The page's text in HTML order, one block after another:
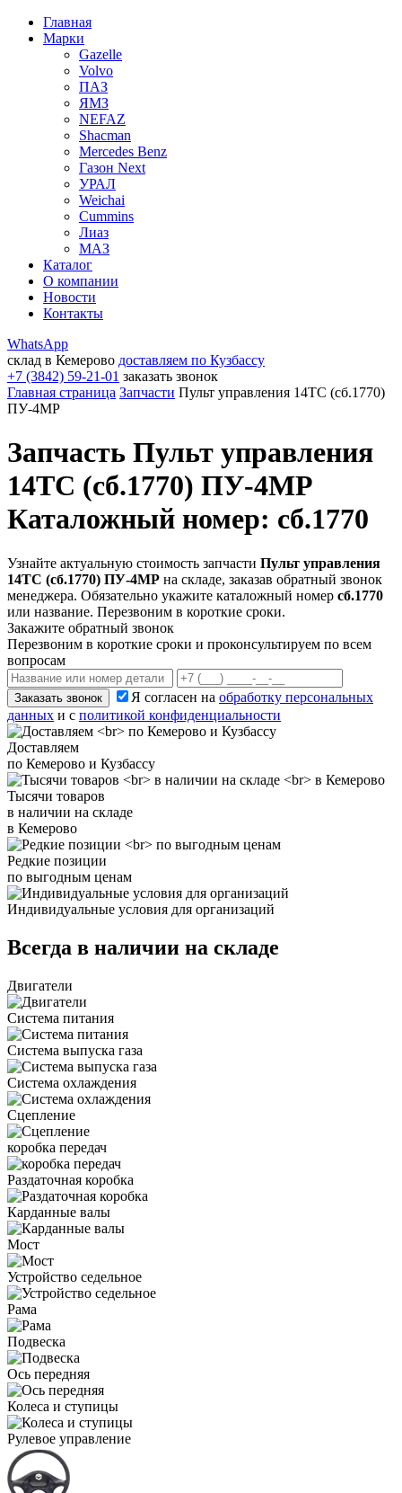
Главная
Марки
Gazelle
Volvo
ПАЗ
ЯМЗ
NEFAZ
Shacman
Mercedes Benz
Газон Next
УРАЛ
Weichai
Cummins
Лиаз
МАЗ
Каталог
О компании
Новости
Контакты
WhatsApp
склад в Кемерово доставляем по Кузбассу
+7 (3842) 59-21-01 заказать звонок
Главная страница Запчасти Пульт управления 14ТС (сб.1770)
ПУ-4МР
Запчасть Пульт управления
14ТС (сб.1770) ПУ-4МР
Каталожный номер: сб.1770
Узнайте актуальную стоимость запчасти Пульт управления
14ТС (сб.1770) ПУ-4МР на складе, заказав обратный звонок
менеджера. Обязательно укажите каталожный номер сб.1770
или название. Перезвоним в короткие сроки.
Закажите обратный звонок
Перезвоним в короткие сроки и проконсультируем по всем
вопросам
Заказать звонок Я согласен на обработку персональных
данных и с политикой конфиденциальности
Доставляем
по Кемерово и Кузбассу
Тысячи товаров
в наличии на складе
в Кемерово
Редкие позиции
по выгодным ценам
Индивидуальные условия для организаций
Всегда в наличии на складе
Двигатели
Система питания
Система выпуска газа
Система охлаждения
Сцепление
коробка передач
Раздаточная коробка
Карданные валы
Мост
Устройство седельное
Рама
Подвеска
Ось передняя
Колеса и ступицы
Рулевое управление